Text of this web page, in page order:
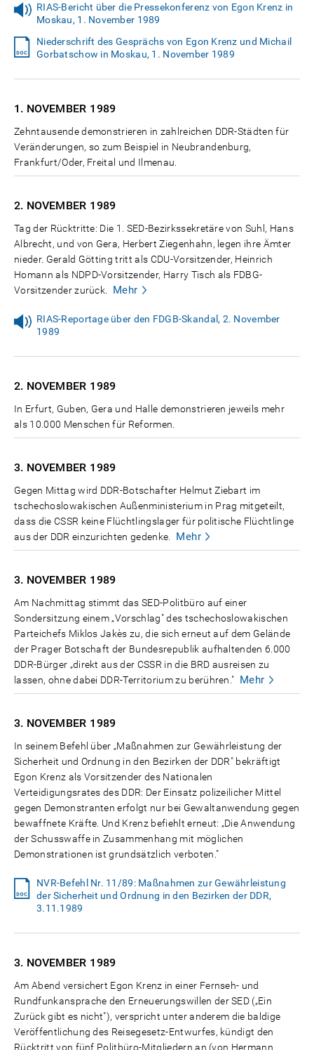
RIAS-Bericht über die Pressekonferenz von Egon Krenz in
Moskau, 1. November 1989
Niederschrift des Gesprächs von Egon Krenz und Michail
Gorbatschow in Moskau, 1. November 1989
1. NOVEMBER 1989
Zehntausende demonstrieren in zahlreichen DDR-Städten für
Veränderungen, so zum Beispiel in Neubrandenburg,
Frankfurt/Oder, Freital und Ilmenau.
2. NOVEMBER 1989
Tag der Rücktritte: Die 1. SED-Bezirkssekretäre von Suhl, Hans
Albrecht, und von Gera, Herbert Ziegenhahn, legen ihre Ämter
nieder. Gerald Götting tritt als CDU-Vorsitzender, Heinrich
Homann als NDPD-Vorsitzender, Harry Tisch als FDBG-
Vorsitzender zurück.
Mehr
RIAS-Reportage über den FDGB-Skandal, 2. November
1989
2. NOVEMBER 1989
In Erfurt, Guben, Gera und Halle demonstrieren jeweils mehr
als 10.000 Menschen für Reformen.
3. NOVEMBER 1989
Gegen Mittag wird DDR-Botschafter Helmut Ziebart im
tschechoslowakischen Außenministerium in Prag mitgeteilt,
dass die CSSR keine Flüchtlingslager für politische Flüchtlinge
aus der DDR einzurichten gedenke.
Mehr
3. NOVEMBER 1989
Am Nachmittag stimmt das SED-Politbüro auf einer
Sondersitzung einem „Vorschlag" des tschechoslowakischen
Parteichefs Miklos Jakès zu, die sich erneut auf dem Gelände
der Prager Botschaft der Bundesrepublik aufhaltenden 6.000
DDR-Bürger „direkt aus der CSSR in die BRD ausreisen zu
lassen, ohne dabei DDR-Territorium zu berühren." Mehr
3. NOVEMBER 1989
In seinem Befehl über „Maßnahmen zur Gewährleistung der
Sicherheit und Ordnung in den Bezirken der DDR" bekräftigt
Egon Krenz als Vorsitzender des Nationalen
Verteidigungsrates des DDR: Der Einsatz polizeilicher Mittel
gegen Demonstranten erfolgt nur bei Gewaltanwendung gegen
bewaffnete Kräfte. Und Krenz befiehlt erneut: „Die Anwendung
der Schusswaffe in Zusammenhang mit möglichen
Demonstrationen ist grundsätzlich verboten."
NVR-Befehl Nr. 11/89: Maßnahmen zur Gewährleistung
der Sicherheit und Ordnung in den Bezirken der DDR,
3.11.1989
3. NOVEMBER 1989
Am Abend versichert Egon Krenz in einer Fernseh- und
Rundfunkansprache den Erneuerungswillen der SED („Ein
Zurück gibt es nicht"), verspricht unter anderem die baldige
Veröffentlichung des Reisegesetz-Entwurfes, kündigt den
Rücktritt von fünf Politbüro-Mitgliedern an (von Hermann